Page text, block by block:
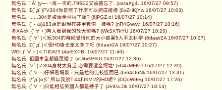
無名氏: ﾟÅﾟ)y━･~再一次的.T95E2又被遺忘了. (da/aXg4. 16/07/27 09:57)
無名氏: Σ(ﾟдﾟ)FV304你是吃了什麼可以肥成這樣 (8vZHKjYw 16/07/27 10:03)
無名氏: ......304是被灌金柯拉了喔? (6jPGZ.oI 16/07/27 10:14)
無名氏: (´・ω)183頭是跟現在裝甲數值一樣嗎? (nR4Gwwv. 16/07/27 10:16)
多XA夢: (ﾟ∀。)有人看到我的放大燈嗎? (WkSXTkYU 16/07/27 10:20)
無名氏: (ﾟ∀ﾟ)＜玩304的時候覺得他的大小能塞5人不太科學 (6daair2A 16/07/27 10:27)
無名氏: Σ(ﾟдﾟ)＜但HD後也差太多了吧 (6daair2A 16/07/27 10:27)
WG: (ﾟ∀。)＜TIIDA!!! (4piEXPB. 16/07/27 11:40)
無名氏: 祖國車全都變更矮了 (vU4xMFKU 16/07/27 12:36)
無名氏: ∀ﾟ)ノ304身材太貧乏 必需要灌金坷垃! (vU4xMFKU 16/07/27 12:39)
無名氏: (ﾟ∀。)仔細看場景，只是拉的比較近而已 (br64O6Nk 16/07/27 13:31)
無名氏: (*´д`)o彡ﾟ所以我說T-44和KV-2的HD呢? (i0QdW9eg 16/07/27 17:26)
無名氏: (ﾟ∀。)只能相信英國人都是矮子了 (Je9/a.Dk 16/07/27 18:14)